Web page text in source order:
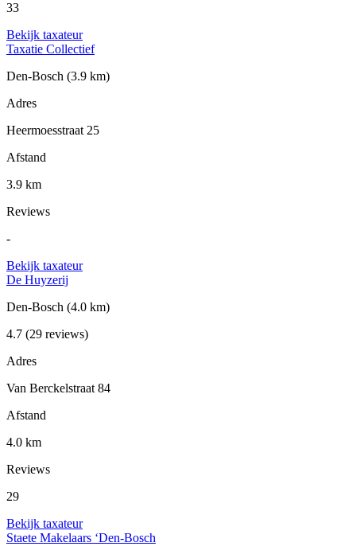
33
Bekijk taxateur
Taxatie Collectief
Den-Bosch (3.9 km)
Adres
Heermoesstraat 25
Afstand
3.9 km
Reviews
-
Bekijk taxateur
De Huyzerij
Den-Bosch (4.0 km)
4.7 (29 reviews)
Adres
Van Berckelstraat 84
Afstand
4.0 km
Reviews
29
Bekijk taxateur
Staete Makelaars ‘Den-Bosch